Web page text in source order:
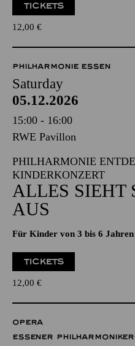
TICKETS
12,00 €
PHILHARMONIE ESSEN
Saturday
05.12.2026
15:00 - 16:00
RWE Pavillon
PHILHARMONIE
KINDERKONZERT
ALLES SIEHT
AUS
Für Kinder von 3 bis 6 Jahren
TICKETS
12,00 €
OPERA
ESSENER PHILHARMONIKER